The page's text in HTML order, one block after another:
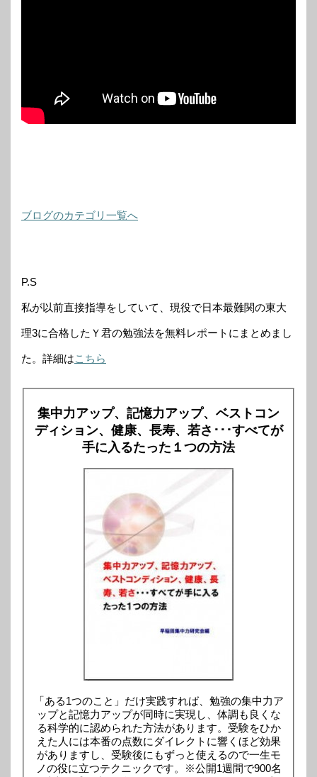
ブログのカテゴリ一覧へ
P.S
私が以前直接指導をしていて、現役で日本最難関の東大
理3に合格したＹ君の勉強法を無料レポートにまとめまし
た。詳細はこちら
集中力アップ、記憶力アップ、ベストコン
ディション、健康、長寿、若さ･･･すべてが
手に入るたった１つの方法
「ある1つのこと」だけ実践すれば、勉強の集中力ア
ップと記憶力アップが同時に実現し、体調も良くな
る科学的に認められた方法があります。受験をひか
えた人には本番の点数にダイレクトに響くほど効果
がありますし、受験後にもずっと使えるので一生モ
ノの役に立つテクニックです。※公開1週間で900名